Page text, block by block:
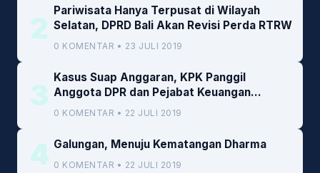
2
Pariwisata Hanya Terpusat di Wilayah
Selatan, DPRD Bali Akan Revisi Perda RTRW
0 KOMENTAR • 23 JULI 2019
3
Kasus Suap Anggaran, KPK Panggil
Anggota DPR dan Pejabat Keuangan
Kemenkeu
0 KOMENTAR • 22 JULI 2019
4 Galungan, Menuju Kematangan Dharma
0 KOMENTAR • 22 JULI 2019